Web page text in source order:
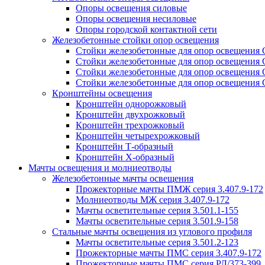
Опоры освещения силовые
Опоры освещения несиловые
Опоры городской контактной сети
Железобетонные стойки опор освещения
Стойки железобетонные для опор
Стойки железобетонные для опор
Стойки железобетонные для опор
Стойки железобетонные для опор освещения
Кронштейны освещения
Кронштейн однорожковый
Кронштейн двухрожковый
Кронштейн трехрожковый
Кронштейн четырехрожковый
Кронштейн Т-образный
Кронштейн Х-образный
Мачты освещения и молниеотводы
Железобетонные мачты освещения
Прожекторные мачты ПМЖ серия 3.407.9-172
Молниеотводы МЖ серия 3.407.9-172
Мачты осветительные серия 3.501.1-155
Мачты осветительные серия 3.501.9-158
Стальные мачты освещения из углового профиля
Мачты осветительные серия 3.501.2-123
Прожекторные мачты ПМС серия 3.407.9-172